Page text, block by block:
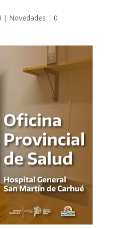
| Novedades | 0